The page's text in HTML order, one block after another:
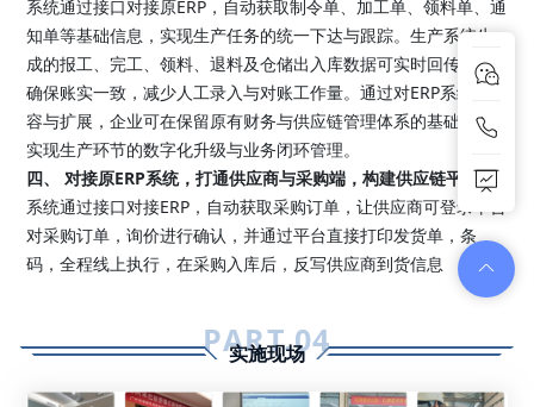
系统通过接口对接原ERP，自动获取制令单、加工单、领料单、通
知单等基础信息，实现生产任务的统一下达与跟踪。生产系统生
成的报工、完工、领料、退料及仓储出入库数据可实时回传ERP，
确保账实一致，减少人工录入与对账工作量。通过对ERP系统的兼
容与扩展，企业可在保留原有财务与供应链管理体系的基础上，
实现生产环节的数字化升级与业务闭环管理。
四、 对接原ERP系统，打通供应商与采购端，构建供应链平台
系统通过接口对接ERP，自动获取采购订单，让供应商可登录平台
对采购订单，询价进行确认，并通过平台直接打印发货单，条
码，全程线上执行，在采购入库后，反写供应商到货信息
PART.04
实施现场